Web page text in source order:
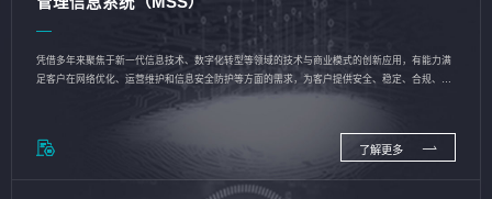
凭借多年来聚焦于新一代信息技术、数字化转型等领域的技术与商业模式的创新应用，有能力满
足客户在网络优化、运营维护和信息安全防护等方面的需求，为客户提供安全、稳定、合规、持
了解更多